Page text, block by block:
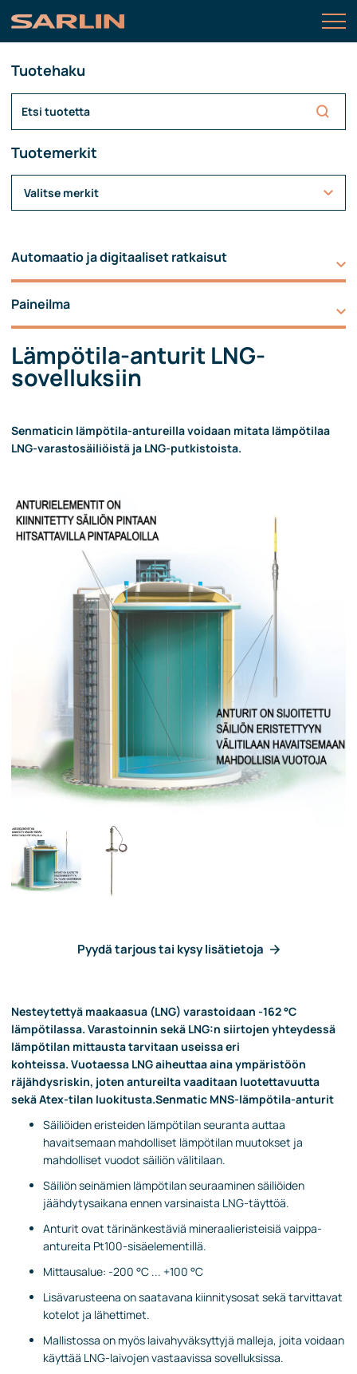
Tuotehaku
Tuotemerkit
Valitse merkit
Automaatio ja digitaaliset ratkaisut
Paineilma
Lämpötila-anturit LNG-
sovelluksiin
Senmaticin lämpötila-antureilla voidaan mitata lämpötilaa
LNG-varastosäiliöistä ja LNG-putkistoista.
Pyydä tarjous tai kysy lisätietoja
Nesteytettyä maakaasua (LNG) varastoidaan -162 °C
lämpötilassa. Varastoinnin sekä LNG:n siirtojen yhteydessä
lämpötilan mittausta tarvitaan useissa eri
kohteissa. Vuotaessa LNG aiheuttaa aina ympäristöön
räjähdysriskin, joten antureilta vaaditaan luotettavuutta
sekä Atex-tilan luokitusta.Senmatic MNS-lämpötila-anturit
Säiliöiden eristeiden lämpötilan seuranta auttaa
havaitsemaan mahdolliset lämpötilan muutokset ja
mahdolliset vuodot säiliön välitilaan.
Säiliön seinämien lämpötilan seuraaminen säiliöiden
jäähdytysaikana ennen varsinaista LNG-täyttöä.
Anturit ovat tärinänkestäviä mineraalieristeisiä vaippa-
antureita Pt100-sisäelementillä.
Mittausalue: -200 °C ... +100 °C
Lisävarusteena on saatavana kiinnitysosat sekä tarvittavat
kotelot ja lähettimet.
Mallistossa on myös laivahyväksyttyjä malleja, joita voidaan
käyttää LNG-laivojen vastaavissa sovelluksissa.